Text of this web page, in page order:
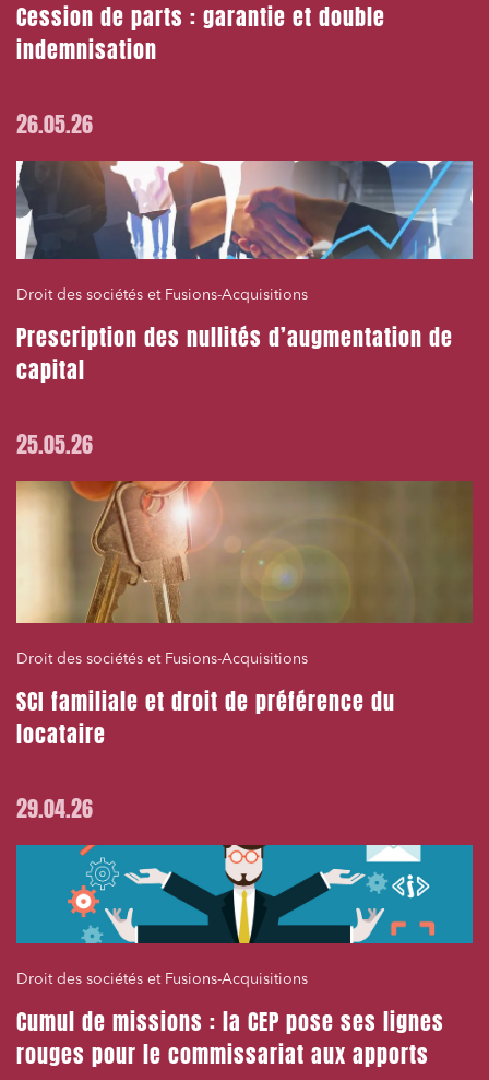
Cession de parts : garantie et double
indemnisation
26.05.26
Droit des sociétés et Fusions-Acquisitions
Prescription des nullités d’augmentation de
capital
25.05.26
Droit des sociétés et Fusions-Acquisitions
SCI familiale et droit de préférence du
locataire
29.04.26
Droit des sociétés et Fusions-Acquisitions
Cumul de missions : la CEP pose ses lignes
rouges pour le commissariat aux apports